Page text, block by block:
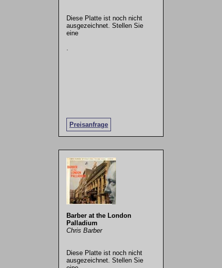
Diese Platte ist noch nicht
ausgezeichnet. Stellen Sie
eine
Preisanfrage
Barber at the London
Palladium
Chris Barber
Diese Platte ist noch nicht
ausgezeichnet. Stellen Sie